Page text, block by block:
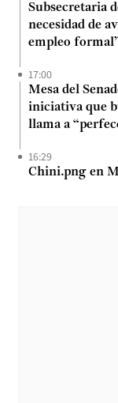
Subsecretaria
necesidad de
empleo
17:00
Mesa del
iniciativa que
llama a
16:29
Chini.png en